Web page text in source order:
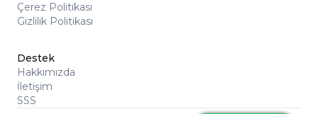
Çerez Politikası
Gizlilik Politikası
Destek
Hakkımızda
İletişim
SSS